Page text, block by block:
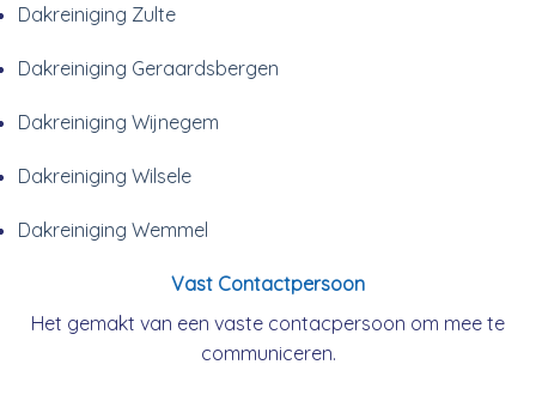
Dakreiniging Zulte
Dakreiniging Geraardsbergen
Dakreiniging Wijnegem
Dakreiniging Wilsele
Dakreiniging Wemmel
Vast Contactpersoon
Het gemakt van een vaste contacpersoon om mee te
communiceren.